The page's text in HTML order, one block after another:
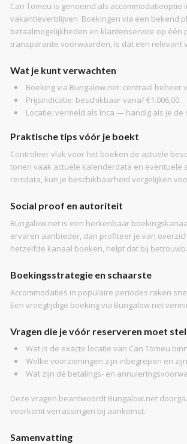
Can Tomeu is genoemd als
vakantieverblijven. Boekingen via een bekend
betaalmogelijkheden en klantenservice op
transparante voorwaarden, is dat een relevant
Wat je kunt verwachten
Boeking via Bungalow.net: centraal beheer
Prijsindicatie: beschikbaar vanaf €1.006,00.
Locatie: vermeld als Inca — handig als je
Praktische tips vóór je boekt
Controleer vlak voor het boeken de actuele
tonen vaak actuele kalenderdata en eventuele
reisdata, kun je beschikbaarheid vergelijken
Social proof en autoriteit
Bungalow.net is een herkenbaar
ervaren aanbieder, dan profiteer je van
hetzelfde kanaal boeken, helpt dat bij
Boekingsstrategie en schaarste
Accommodaties in populaire periodes raken
Een vroegtijdige boeking via Bungalow.net
Vragen die je vóór reserveren moet
Wat is de exacte locatie van Can Tomeu
Welke voorzieningen zijn inbegrepen en
Wat zijn de betalings- en
Deze vragen beantwoordt Bungalow.net
voorkomt verrassingen bij aankomst.
Samenvatting